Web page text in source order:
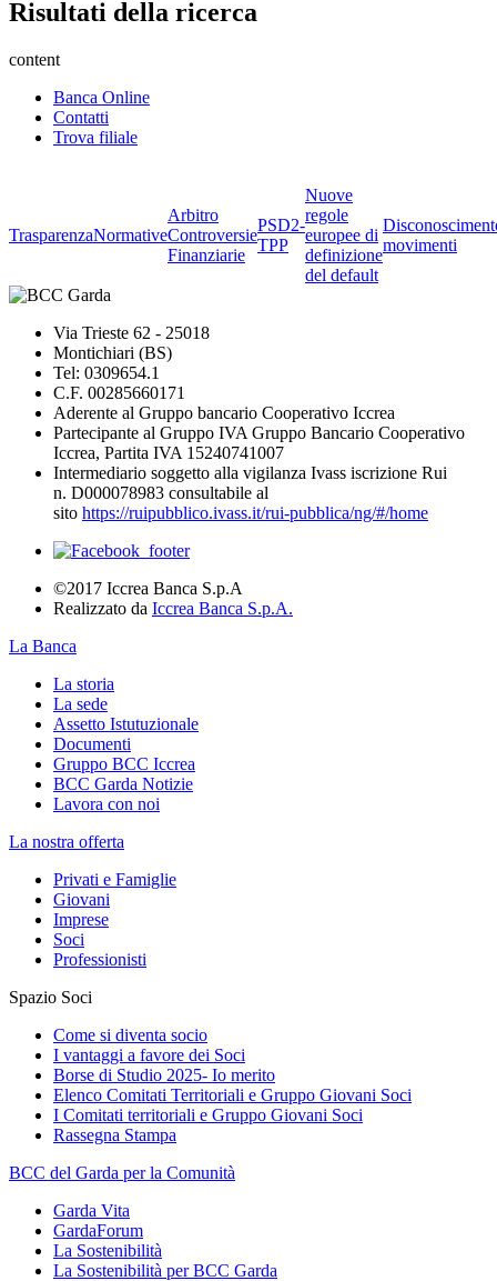
Risultati della ricerca
content
Banca Online
Contatti
Trova filiale
TrasparenzaNormative
Arbitro
Controversie
Finanziarie
PSD2-
TPP
Nuove
regole
europee di
definizione
del default
movimenti
Via Trieste 62 - 25018
Montichiari (BS)
Tel: 0309654.1
C.F. 00285660171
Aderente al Gruppo bancario Cooperativo Iccrea
Partecipante al Gruppo IVA Gruppo Bancario Cooperativo
Iccrea, Partita IVA 15240741007
Intermediario soggetto alla vigilanza Ivass iscrizione Rui
n. D000078983 consultabile al
sito https://ruipubblico.ivass.it/rui-pubblica/ng/#/home
©2017 Iccrea Banca S.p.A
Realizzato da Iccrea Banca S.p.A.
La Banca
La storia
La sede
Assetto Istutuzionale
Documenti
Gruppo BCC Iccrea
BCC Garda Notizie
Lavora con noi
La nostra offerta
Privati e Famiglie
Giovani
Imprese
Soci
Professionisti
Spazio Soci
Come si diventa socio
I vantaggi a favore dei Soci
Borse di Studio 2025- Io merito
Elenco Comitati Territoriali e Gruppo Giovani Soci
I Comitati territoriali e Gruppo Giovani Soci
Rassegna Stampa
BCC del Garda per la Comunità
Garda Vita
GardaForum
La Sostenibilità
La Sostenibilità per BCC Garda